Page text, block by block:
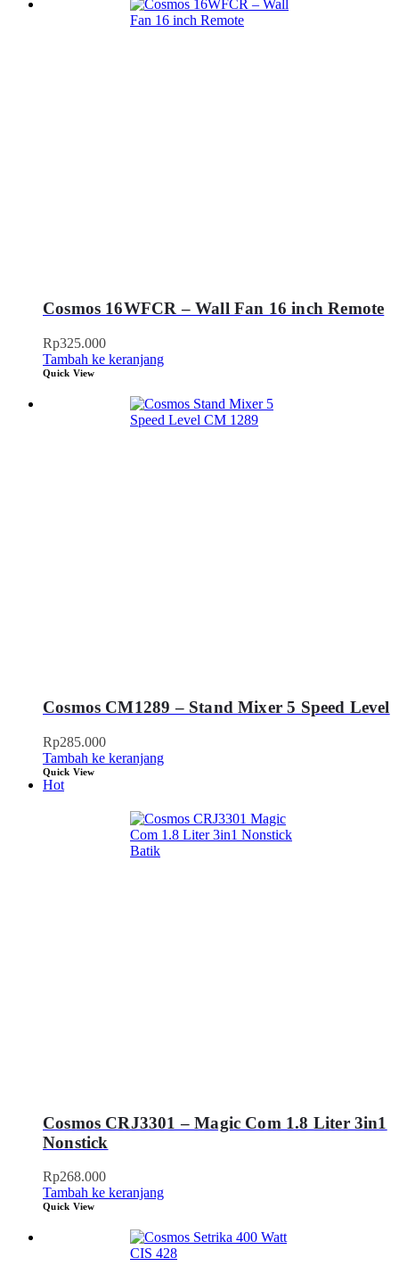
Cosmos 16WFCR – Wall Fan 16 inch Remote
Rp325.000
Tambah ke keranjang
Quick View
Cosmos CM1289 – Stand Mixer 5 Speed Level
Rp285.000
Tambah ke keranjang
Quick View
Hot
Cosmos CRJ3301 – Magic Com 1.8 Liter 3in1
Nonstick
Rp268.000
Tambah ke keranjang
Quick View